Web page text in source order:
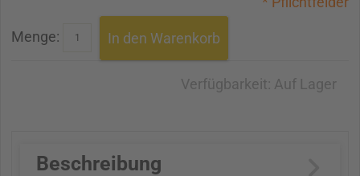
Menge: In den Warenkorb
Verfügbarkeit: Auf Lager
Beschreibung